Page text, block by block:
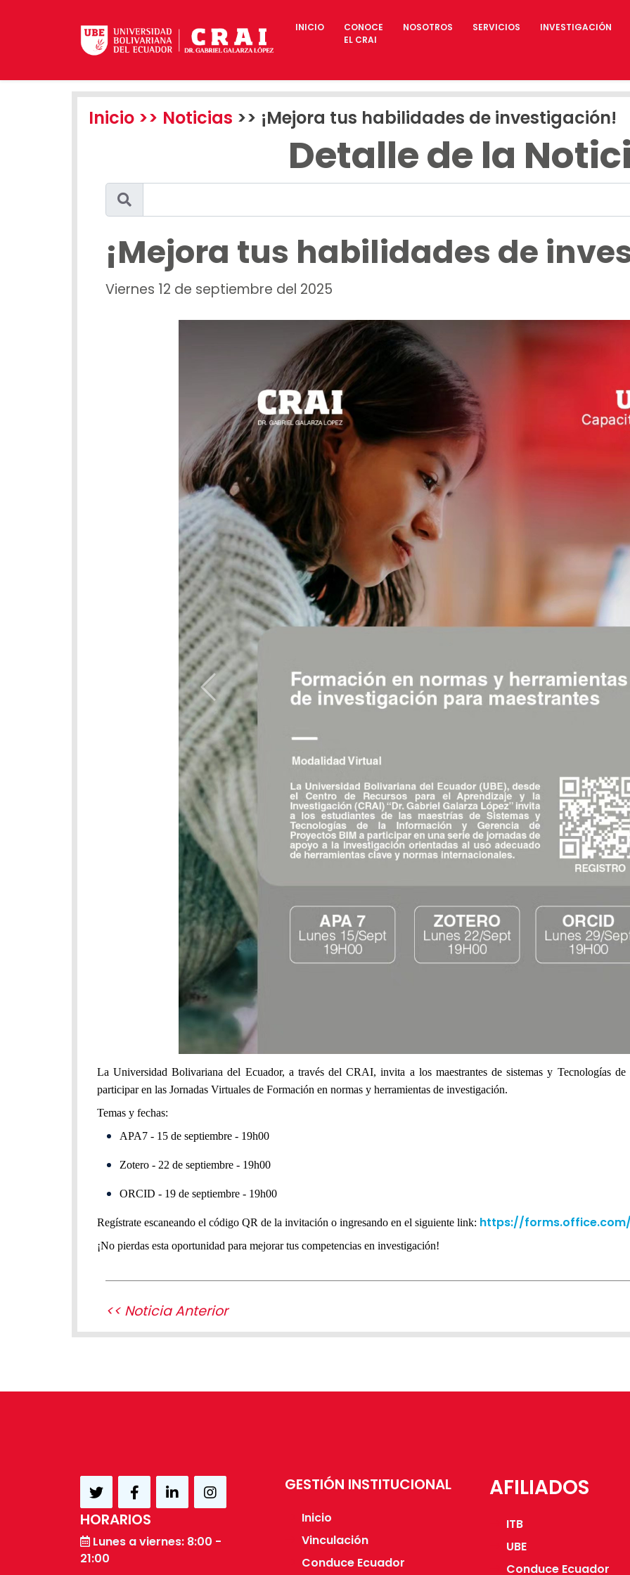
INICIO
CONOCE
EL CRAI
NOSOTROS SERVICIOS INVESTIGACIÓN
Inicio >> Noticias >> ¡Mejora tus habilidades de investigación!
Detalle de la
¡Mejora tus habilidades de
Viernes 12 de septiembre del 2025
Previous
La Universidad Bolivariana del Ecuador, a través del CRAI, invita a los maestrantes de sistemas y Tecnologías
participar en las Jornadas Virtuales de Formación en normas y herramientas de investigación.
Temas y fechas:
APA7 - 15 de septiembre - 19h00
Zotero - 22 de septiembre - 19h00
ORCID - 19 de septiembre - 19h00
Regístrate escaneando el código QR de la invitación o ingresando en el siguiente link: https://forms.office.com/
¡No pierdas esta oportunidad para mejorar tus competencias en investigación!
<< Noticia Anterior
HORARIOS
Lunes a viernes: 8:00 -
21:00
GESTIÓN INSTITUCIONAL
Inicio
Vinculación
Conduce Ecuador
AFILIADOS
ITB
UBE
Conduce Ecuador